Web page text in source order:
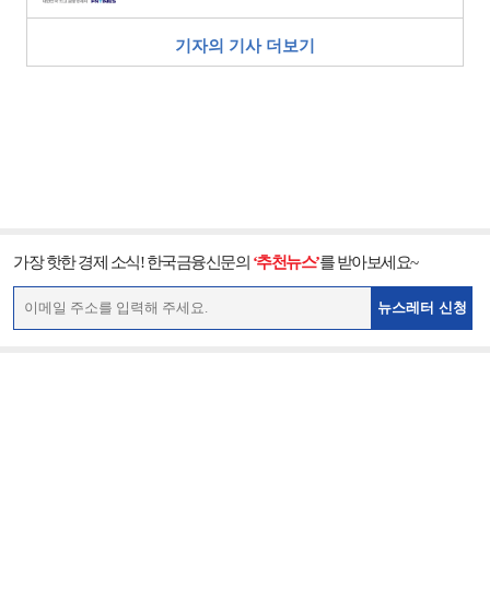
기자의 기사 더보기
가장 핫한 경제 소식! 한국금융신문의 ‘추천뉴스’를 받아보세요~
뉴스레터 신청